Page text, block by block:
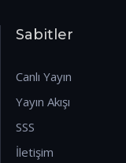
Sabitler
Canlı Yayın
Yayın Akışı
SSS
İletişim